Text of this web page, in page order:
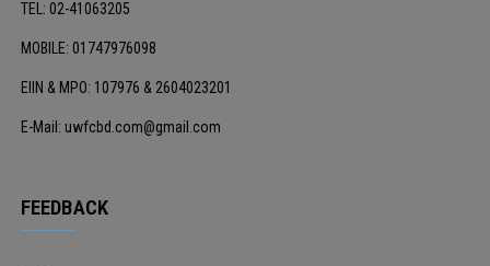
TEL: 02-41063205
MOBILE: 01747976098
EIIN & MPO: 107976 & 2604023201
E-Mail: uwfcbd.com@gmail.com
FEEDBACK